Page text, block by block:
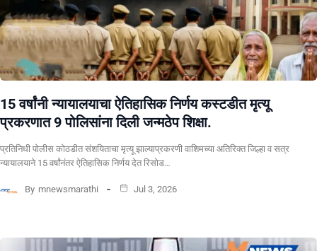
15 वर्षांनी न्यायालयाचा ऐतिहासिक निर्णय कस्टडीत मृत्यू
प्रकरणात 9 पोलिसांना दिली जन्मठेप शिक्षा.
प्रतिनिधी पोलीस कोठडीत संशयिताचा मृत्यू झाल्याप्रकरणी वाशिमच्या अतिरिक्त जिल्हा व सत्र
न्यायालयाने 15 वर्षांनंतर ऐतिहासिक निर्णय देत रिसोड…
By mnewsmarathi Jul 3, 2026